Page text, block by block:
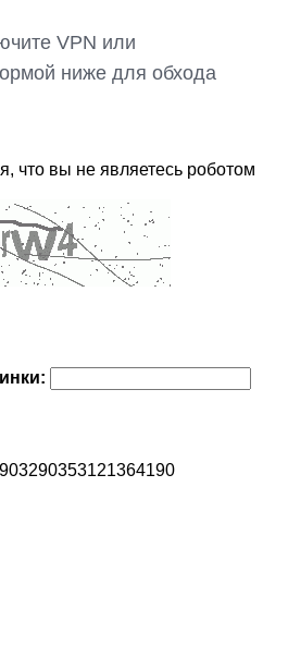
VPN или
ниже для обхода
что вы не являетесь роботом